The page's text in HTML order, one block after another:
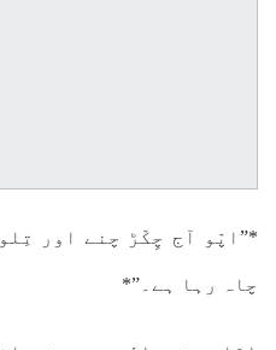
*”اپّو آج چِکّڑ چنے اور
چاہ رہا ہے۔”*